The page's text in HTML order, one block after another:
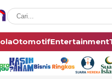
OtomotifEntertainment